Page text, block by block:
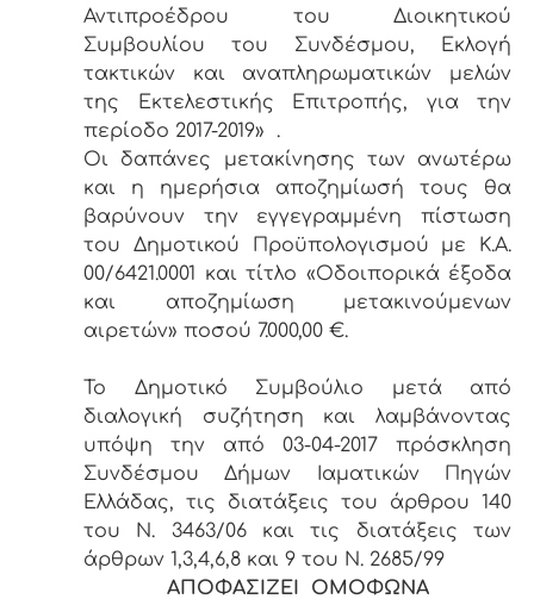
Αντιπροέδρου του Διοικητικού
Συμβουλίου του Συνδέσμου, Εκλογή
τακτικών και αναπληρωματικών μελών
της Εκτελεστικής Επιτροπής, για την
περίοδο 2017-2019» .
Οι δαπάνες μετακίνησης των ανωτέρω
και η ημερήσια αποζημίωσή τους θα
βαρύνουν την εγγεγραμμένη πίστωση
του Δημοτικού Προϋπολογισμού με Κ.Α.
00/6421.0001 και τίτλο «Οδοιπορικά έξοδα
και αποζημίωση μετακινούμενων
αιρετών» ποσού 7.000,00 €.
Το Δημοτικό Συμβούλιο μετά από
διαλογική συζήτηση και λαμβάνοντας
υπόψη την από 03-04-2017 πρόσκληση
Συνδέσμου Δήμων Ιαματικών Πηγών
Ελλάδας, τις διατάξεις του άρθρου 140
του Ν. 3463/06 και τις διατάξεις των
άρθρων 1,3,4,6,8 και 9 του Ν. 2685/99
ΑΠΟΦΑΣΙΖΕΙ ΟΜΟΦΩΝΑ